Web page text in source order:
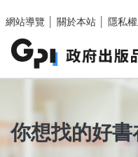
網站導覽
關於本站 隱私
你想找的好書